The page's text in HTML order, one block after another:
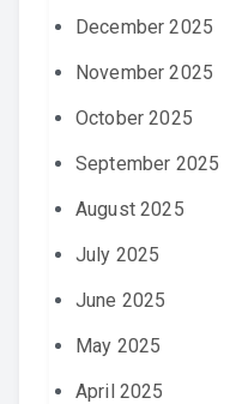
December 2025
November 2025
October 2025
September 2025
August 2025
July 2025
June 2025
May 2025
April 2025